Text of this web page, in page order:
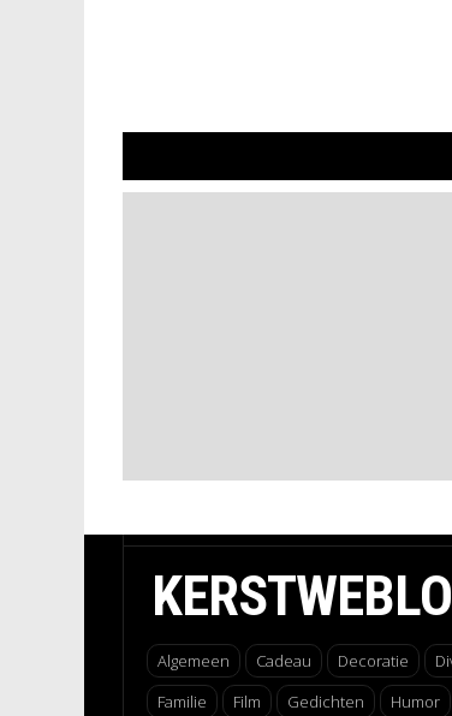
Algemeen Cadeau Decoratie
Familie
Film Gedichten Humor